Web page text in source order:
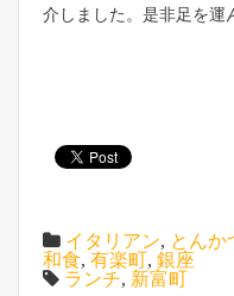
介しました。是非足を運
イタリアン, とんか
和食, 有楽町, 銀座
ランチ, 新富町